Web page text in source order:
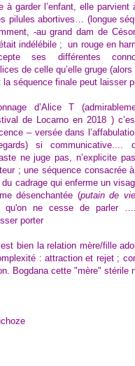
à garder l’enfant, elle
pilules abortives… (longue
-au grand dam de
indélébile ; un rouge en
ses différentes
de celle qu’elle gruge
la séquence finale peut
d’Alice T
de Locarno en 2018 )
– versée dans
si communicative....
ne juge pas, n’explicite
; une séquence consacrée
cadrage qui enferme un
désenchantée (putain de
qu'on ne cesse de parler
porter
bien la relation mère/fille
: attraction et rejet ;
Bogdana cette "mère" stérile